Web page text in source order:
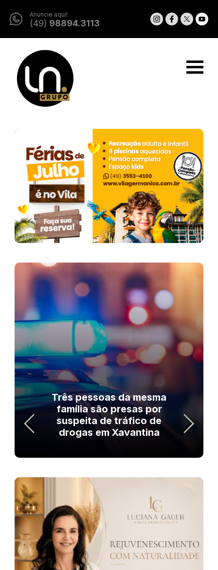
Anuncie aqui!
(49) 98894.3113
Três pessoas da mesma
família são presas por
suspeita de tráfico de
drogas em Xavantina